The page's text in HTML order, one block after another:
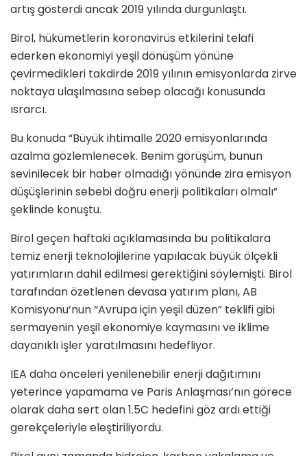
artış gösterdi ancak 2019 yılında durgunlaştı.
Birol, hükümetlerin koronavirüs etkilerini telafi
ederken ekonomiyi yeşil dönüşüm yönüne
çevirmedikleri takdirde 2019 yılının emisyonlarda zirve
noktaya ulaşılmasına sebep olacağı konusunda
ısrarcı.
Bu konuda “Büyük ihtimalle 2020 emisyonlarında
azalma gözlemlenecek. Benim görüşüm, bunun
sevinilecek bir haber olmadığı yönünde zira emisyon
düşüşlerinin sebebi doğru enerji politikaları olmalı”
şeklinde konuştu.
Birol geçen haftaki açıklamasında bu politikalara
temiz enerji teknolojilerine yapılacak büyük ölçekli
yatırımların dahil edilmesi gerektiğini söylemişti. Birol
tarafından özetlenen devasa yatırım planı, AB
Komisyonu’nun “Avrupa için yeşil düzen” teklifi gibi
sermayenin yeşil ekonomiye kaymasını ve iklime
dayanıklı işler yaratılmasını hedefliyor.
IEA daha önceleri yenilenebilir enerji dağıtımını
yeterince yapamama ve Paris Anlaşması’nın görece
olarak daha sert olan 1.5C hedefini göz ardı ettiği
gerekçeleriyle eleştiriliyordu.